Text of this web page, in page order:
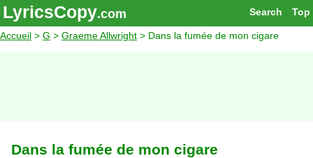
Top
Search
LyricsCopy.com
Accueil > G > Graeme Allwright > Dans la fumée de mon cigare
Dans la fumée de mon cigare